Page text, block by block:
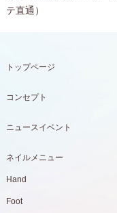
テ直通）
トップページ
コンセプト
ニュースイベント
ネイルメニュー
Hand
Foot